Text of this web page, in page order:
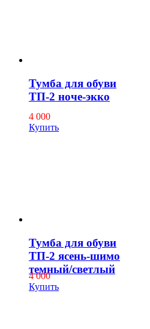
Тумба для обуви
ТП-2 ноче-экко
4 000
Купить
Тумба для обуви
ТП-2 ясень-шимо
темный/светлый
4 000
Купить